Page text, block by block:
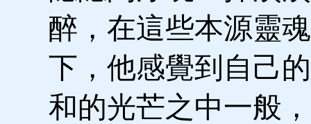
醉，在這些本源靈
下，他感覺到自己
和的光芒之中一般